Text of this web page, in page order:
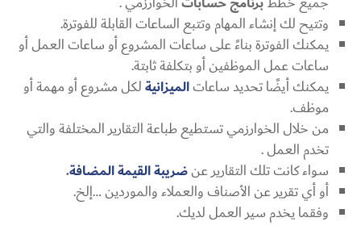
وتتيح لك إنشاء المهام وتتبع الساعات القابلة للفوترة.
يمكنك الفوترة بناءً على ساعات المشروع أو ساعات العمل أو
ساعات عمل الموظفين أو بتكلفة ثابتة.
يمكنك أيضًا تحديد ساعاتالميزانيةلكل مشروع أو مهمة أو
موظف.
من خلال الخوارزمي تستطيع طباعة التقارير المختلفة والتي
تخدم العمل .
سواء كانت تلك التقارير عنضريبة القيمة المضافة.
أو أي تقرير عن الأصناف والعملاء والموردين …إلخ.
وفقما يخدم سير العمل لديك.